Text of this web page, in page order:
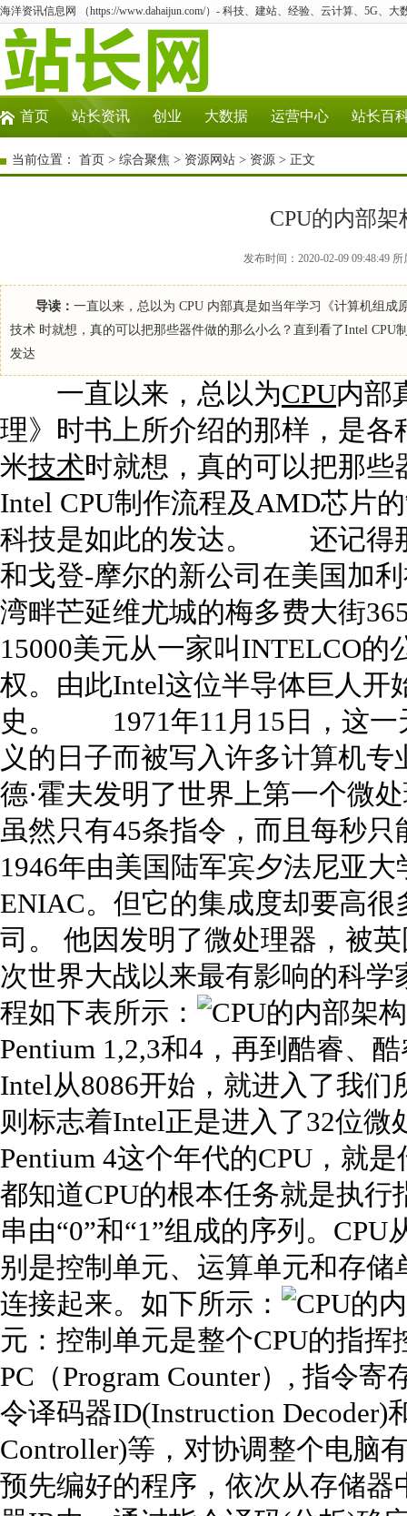
海洋资讯信息网 （https://www.dahaijun.com/）- 科技、建站、经验、云计算、5G、大
首页 站长资讯 创业 大数据 运营中心 站长百
当前位置： 首页 > 综合聚焦 > 资源网站 > 资源 > 正文
CPU的内部
发布时间：2020-02-09 09:48:49
导读： 一直以来，总以为 CPU 内部真是如当年学习《计算机组
技术 时就想，真的可以把那些器件做的那么小么？直到看了Intel
发达
一直以来，总以为CPU内部
理》时书上所介绍的那样，是
米技术时就想，真的可以把那
Intel CPU制作流程及AMD芯片
科技是如此的发达。 还记得
和戈登-摩尔的新公司在美国加
湾畔芒延维尤城的梅多费大街
15000美元从一家叫INTELCO
权。由此Intel这位半导体巨人开
史。 1971年11月15日，这一
义的日子而被写入许多计算机
德·霍夫发明了世界上第一个微
虽然只有45条指令，而且每秒
1946年由美国陆军宾夕法尼亚
ENIAC。但它的集成度却要高
司。 他因发明了微处理器，被
次世界大战以来最有影响的科学
程如下表所示：
Pentium 1,2,3和4，再到酷睿、
Intel从8086开始，就进入了我们
则标志着Intel正是进入了32位微
Pentium 4这个年代的CPU，
都知道CPU的根本任务就是执
串由“0”和“1”组成的序列。
别是控制单元、运算单元和存
连接起来。如下所示：
元：控制单元是整个CPU的指
PC（Program Counter）, 指令寄
令译码器ID(Instruction Decoder)
Controller)等，对协调整个电脑
预先编好的程序，依次从存储